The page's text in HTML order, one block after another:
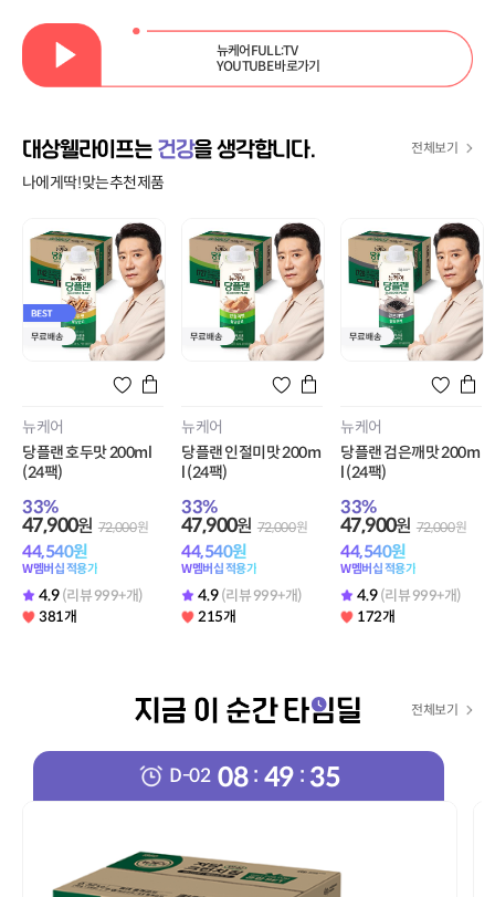
뉴케어FULL:TV
YOUTUBE 바로가기
대상웰라이프는건강을 생각합니다. 전체보기
나에게 딱! 맞는 추천 제품
뉴케어
당플랜 호두맛 200ml
(24팩)
33%
47,900원 72,000원
44,540원
W멤버십 적용가
4.9 (리뷰 999+개)
381개
뉴케어
당플랜 인절미맛 200m
l (24팩)
33%
47,900원 72,000원
44,540원
W멤버십 적용가
4.9 (리뷰 999+개)
215개
뉴케어
당플랜 검은깨맛 200m
l (24팩)
33%
47,900원 72,000원
44,540원
W멤버십 적용가
4.9 (리뷰 999+개)
172개
전체보기
D-02 08 : 49 : 34